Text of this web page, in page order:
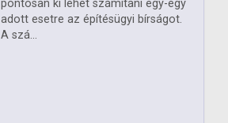
pontosan ki lehet számítani egy-egy
adott esetre az építésügyi bírságot.
A szá...